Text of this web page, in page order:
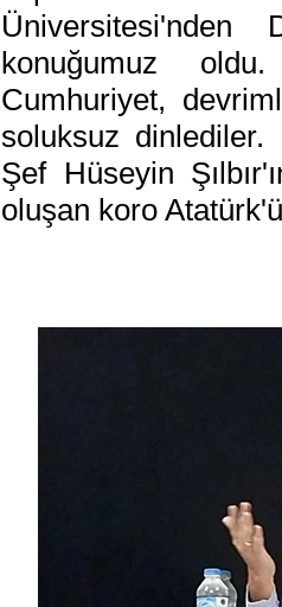
konuğumuz
Cumhuriyet,
soluksuz dinlediler.
Şef Hüseyin
oluşan koro